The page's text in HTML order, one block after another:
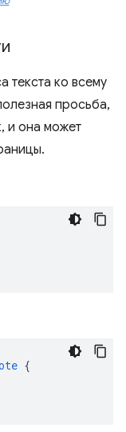
текста ко всему
просьба,
и она может
{